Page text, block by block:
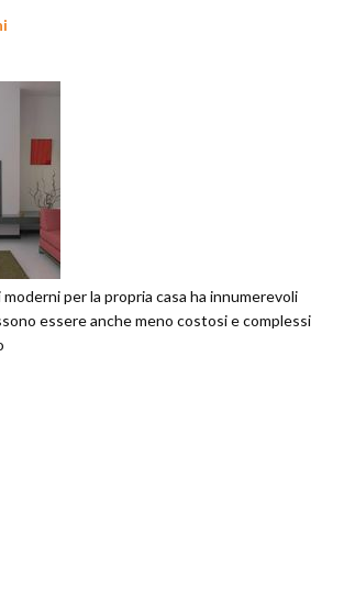
per la propria casa ha innumerevoli
essere anche meno costosi e complessi